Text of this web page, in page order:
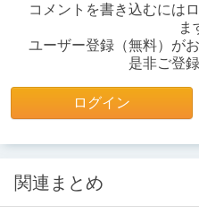
コメントを書き込むには
ま
ユーザー登録（無料）が
是非ご登
ログイン
関連まとめ